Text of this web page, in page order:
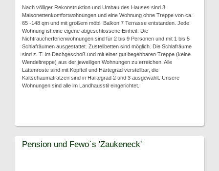
Nach völliger Rekonstruktion und Umbau des Hauses sind 3
Maisonettenkomfortwohnungen und eine Wohnung ohne Treppe von ca.
65 -148 qm und mit großem möbl. Balkon 7 Terrasse entstanden. Jede
Wohnung ist eine eigene abgeschlossene Einheit. Die
Nichtraucherferienwohnungen sind für 2 bis 9 Personen und mit 1 bis 5
Schlafräumen ausgestattet. Zustellbetten sind möglich. Die Schlafräume
sind z. T. im Dachgeschoß und mit einer gut begehbaren Treppe (keine
Wendeltreppe) aus der jeweiligen Wohnungen zu erreichen. Alle
Lattenroste sind mit Kopfteil und Härtegrad verstellbar, die
Kaltschaumatratzen sind in Härtegrad 2 und 3 ausgewählt. Unsere
Wohnungen sind alle im Landhausstil eingerichtet.
Pension und Fewo`s 'Zaukeneck'